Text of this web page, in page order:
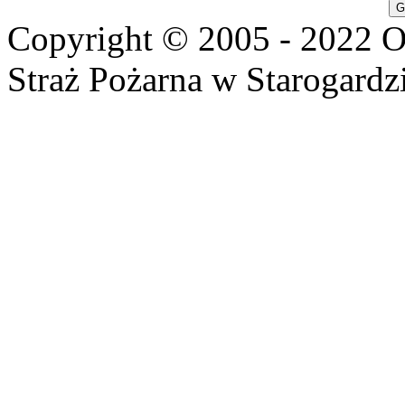
Copyright © 2005 - 2022
Straż Pożarna w